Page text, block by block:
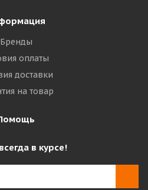
Бренды
оплаты
доставки
на товар
в курсе!